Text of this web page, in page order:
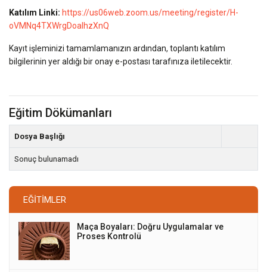
Katılım Linki: https://us06web.zoom.us/meeting/register/H-
oVMNq4TXWrgDoalhzXnQ
Kayıt işleminizi tamamlamanızın ardından, toplantı katılım
bilgilerinin yer aldığı bir onay e-postası tarafınıza iletilecektir.
Eğitim Dökümanları
Dosya Başlığı
Sonuç bulunamadı
EĞITIMLER
Maça Boyaları: Doğru Uygulamalar ve
Proses Kontrolü